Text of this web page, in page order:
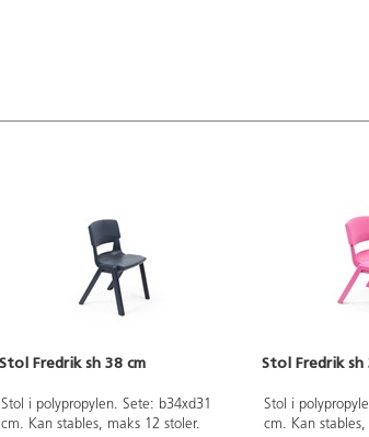
Stol Fredrik sh 38 cm
Stol i polypropylen. Sete: b34xd31
cm. Kan stables, maks 12 stoler.
Stol Fredrik sh
Stol i
cm. Kan stables,